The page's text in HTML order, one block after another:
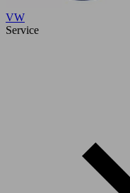
VW
Service